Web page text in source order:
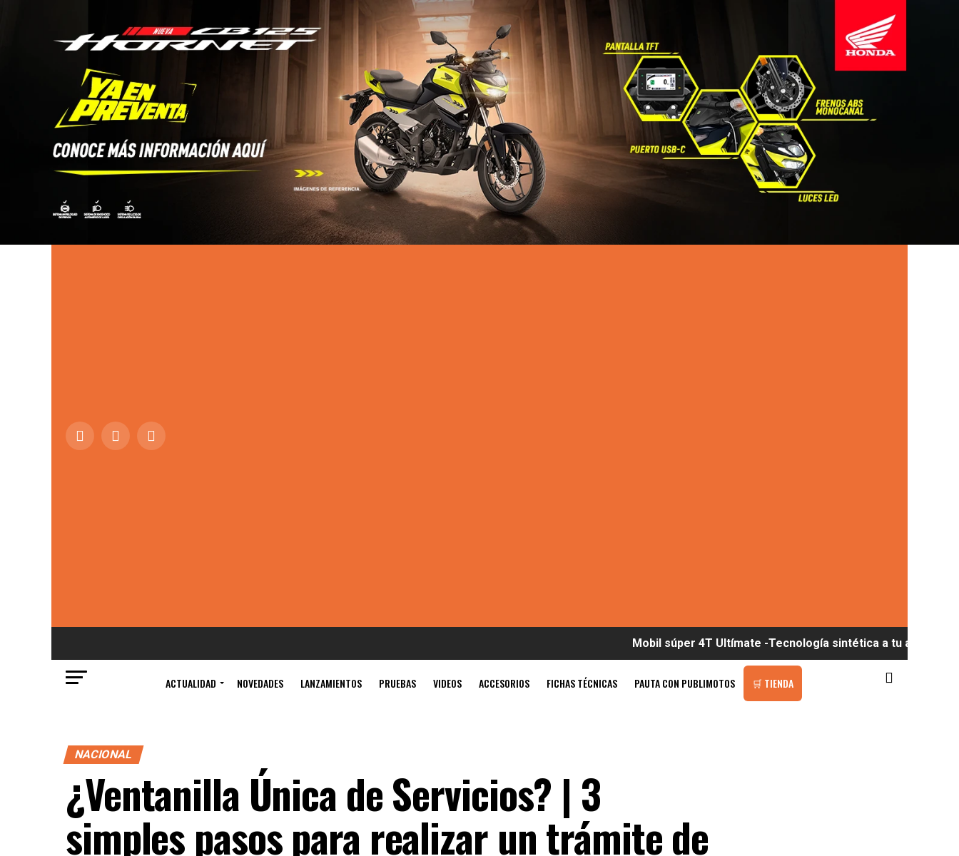
Mobil súper 4T Ultímate -Tecnología sintética a tu alcance
ACTUALIDAD NOVEDADES LANZAMIENTOS PRUEBAS VIDEOS ACCESORIOS FICHAS TÉCNICAS PAUTA CON PUBLIMOTOS 🛒 TIENDA
NACIONAL
¿Ventanilla Única de Servicios? | 3
simples pasos para realizar un trámite de